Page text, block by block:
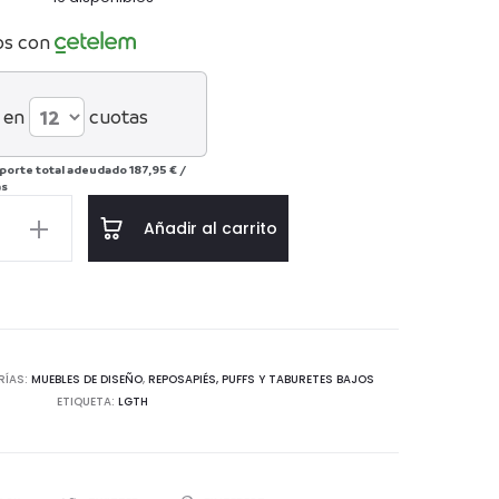
con
cuotas
total adeudado187,95 € /
Añadir al carrito
MUEBLES DE DISEÑO, REPOSAPIÉS, PUFFS Y TABURETES BAJOS
ETIQUETA: LGTH